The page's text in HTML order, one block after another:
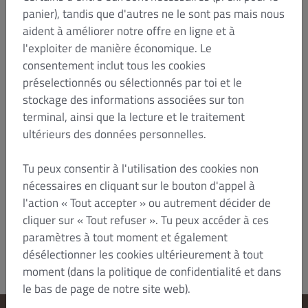
prévaloir des dispositions impératives de la loi du
pays dans lequel vous résidez.
En tant que
consommateur, vous bénéficiez de toutes les
dispositions impératives du droit local.Les
présentes conditions générales sont régies par le
droit français. En tant que consommateur, vous
bénéficiez de toutes les dispositions impératives
du droit du pays dans lequel vous êtes domicilié.
Rien dans les présentes CGV, y compris le
paragraphe ci-dessus, ne porte atteinte à votre
de ces dispositions impératives du droit local.
Statut : Juillet 2023/HTZ
Dish Order_B2C_T&C_V6_Jul 2023_fr
panier), tandis que d'autres ne le sont pas mais nous
aident à améliorer notre offre en ligne et à
l'exploiter de manière économique. Le
consentement inclut tous les cookies
préselectionnés ou sélectionnés par toi et le
stockage des informations associées sur ton
terminal, ainsi que la lecture et le traitement
ultérieurs des données personnelles.
Tu peux consentir à l'utilisation des cookies non
nécessaires en cliquant sur le bouton d'appel à
l'action « Tout accepter » ou autrement décider de
cliquer sur « Tout refuser ». Tu peux accéder à ces
paramètres à tout moment et également
désélectionner les cookies ultérieurement à tout
moment (dans la politique de confidentialité et dans
le bas de page de notre site web).